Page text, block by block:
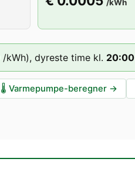
/kWh
/kWh), dyreste time kl. 20:00
🌡️ Varmepumpe-beregner →